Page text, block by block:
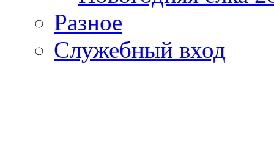
Разное
Служебный вход